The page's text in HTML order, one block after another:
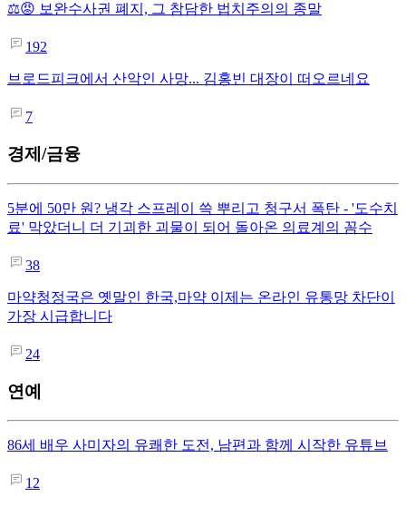
⚖️😡 보완수사권 폐지, 그 참담한 법치주의의 종말
192
브로드피크에서 산악인 사망... 김홍빈 대장이 떠오르네요
7
경제/금융
5분에 50만 원? 냉각 스프레이 쓱 뿌리고 청구서 폭탄 - '도수치
료' 막았더니 더 기괴한 괴물이 되어 돌아온 의료계의 꼼수
38
마약청정국은 옛말인 한국,마약 이제는 온라인 유통망 차단이
가장 시급합니다
24
연예
86세 배우 사미자의 유쾌한 도전, 남편과 함께 시작한 유튜브
12